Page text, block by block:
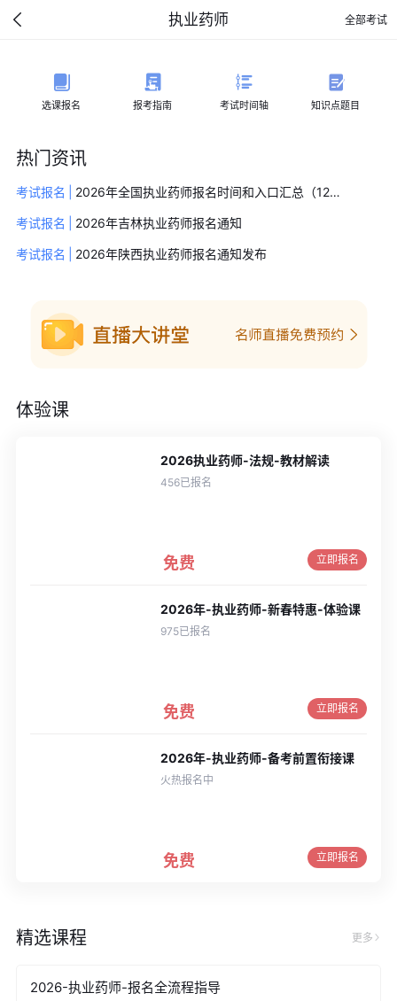
执业药师
选课报名 报考指南 考试时间轴 知识点题目
全部考试
热门资讯
考试报名 2026年全国执业药师报名时间和入口汇总（12省入口已开通，所有省份报名公告发布）
考试报名 2026年吉林执业药师报名通知
考试报名 2026年陕西执业药师报名通知发布
体验课
2026执业药师-法规-教材解读
456已报名
免费 立即报名
2026年-执业药师-新春特惠-体验课
975已报名
免费 立即报名
2026年-执业药师-备考前置衔接课
火热报名中
免费 立即报名
精选课程 更多
2026-执业药师-报名全流程指导